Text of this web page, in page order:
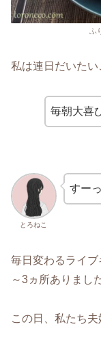
ふ
私は連日だいたい
毎朝大喜
とろねこ
すー
毎日変わるライ
～3ヵ所ありまし
この日、私たち